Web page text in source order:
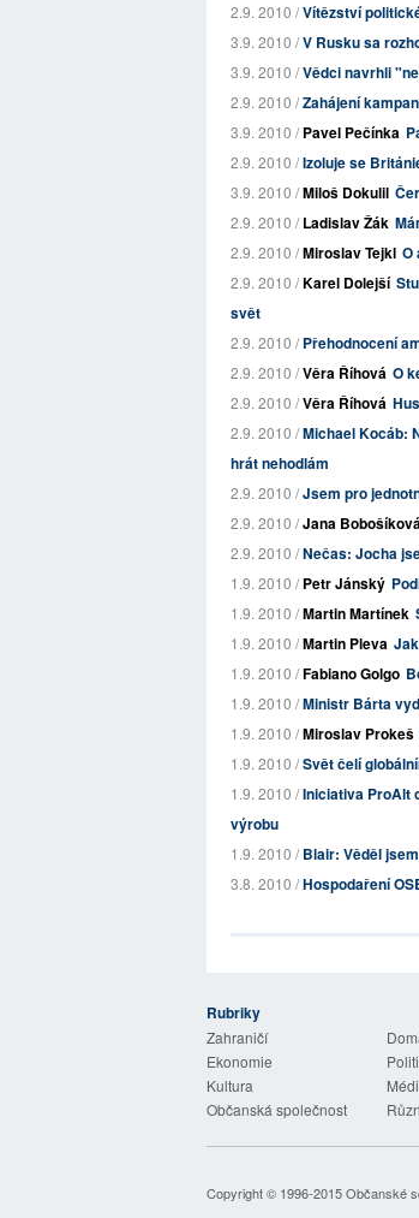
2.9. 2010 /Vítězství
3.9. 2010 /V Rusku sa
3.9. 2010 /Vědci navrhli
2.9. 2010 /Zahájení
3.9. 2010 /Pavel Pečínka
2.9. 2010 /Izoluje se
3.9. 2010 /Miloš Dokulil
2.9. 2010 /Ladislav Žák
2.9. 2010 /Miroslav Tejkl O
2.9. 2010 /Karel Dolejší
svět
2.9. 2010 /Přehodnocení
2.9. 2010 /Věra Říhová O
2.9. 2010 /Věra Říhová
2.9. 2010 /Michael Kocáb:
hrát nehodlám
2.9. 2010 /Jsem pro
2.9. 2010 /Jana
2.9. 2010 /Nečas: Jocha
1.9. 2010 /Petr Jánský
1.9. 2010 /Martin Martínek
1.9. 2010 /Martin Pleva
1.9. 2010 /Fabiano Golgo
1.9. 2010 /Ministr Bárta
1.9. 2010 /Miroslav Prokeš
1.9. 2010 /Svět čelí
1.9. 2010 /Iniciativa ProAlt
výrobu
1.9. 2010 /Blair: Věděl
3.8. 2010 /Hospodaření
Rubriky
Zahraničí
Ekonomie
Kultura
Občanská společnost
Copyright © 1996-2015Občanské